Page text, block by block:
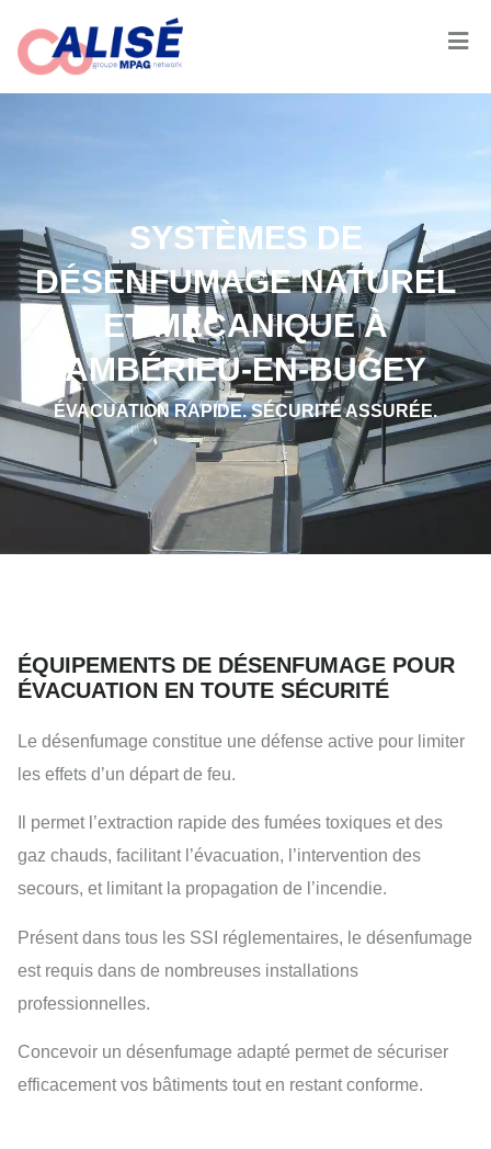
SYSTÈMES DE
DÉSENFUMAGE NATUREL
ET MÉCANIQUE À
AMBÉRIEU-EN-BUGEY
ÉVACUATION RAPIDE. SÉCURITÉ ASSURÉE.
ÉQUIPEMENTS DE DÉSENFUMAGE POUR
ÉVACUATION EN TOUTE SÉCURITÉ
Le désenfumage constitue une défense active pour limiter
les effets d’un départ de feu.
Il permet l’extraction rapide des fumées toxiques et des
gaz chauds, facilitant l’évacuation, l’intervention des
secours, et limitant la propagation de l’incendie.
Présent dans tous les SSI réglementaires, le désenfumage
est requis dans de nombreuses installations
professionnelles.
Concevoir un désenfumage adapté permet de sécuriser
efficacement vos bâtiments tout en restant conforme.